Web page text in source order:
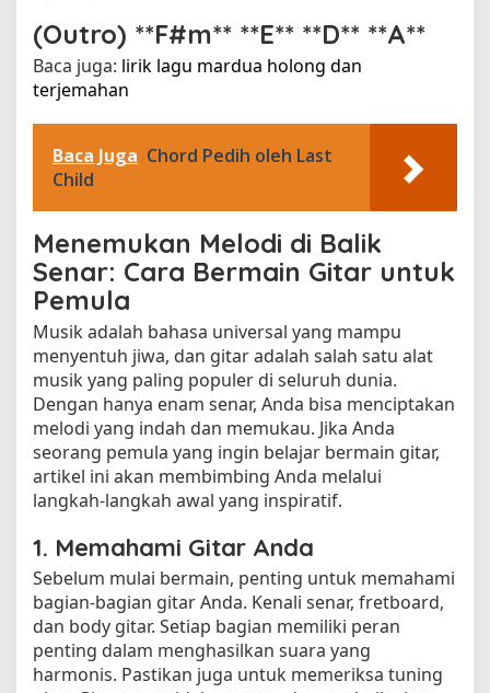
(Outro) **F#m** **E** **D** **A**
Baca juga: lirik lagu mardua holong dan
terjemahan​
Baca Juga Chord Pedih oleh Last
Child
Menemukan Melodi di Balik
Senar: Cara Bermain Gitar untuk
Pemula
Musik adalah bahasa universal yang mampu
menyentuh jiwa, dan gitar adalah salah satu alat
musik yang paling populer di seluruh dunia.
Dengan hanya enam senar, Anda bisa menciptakan
melodi yang indah dan memukau. Jika Anda
seorang pemula yang ingin belajar bermain gitar,
artikel ini akan membimbing Anda melalui
langkah-langkah awal yang inspiratif.
1. Memahami Gitar Anda
Sebelum mulai bermain, penting untuk memahami
bagian-bagian gitar Anda. Kenali senar, fretboard,
dan body gitar. Setiap bagian memiliki peran
penting dalam menghasilkan suara yang
harmonis. Pastikan juga untuk memeriksa tuning